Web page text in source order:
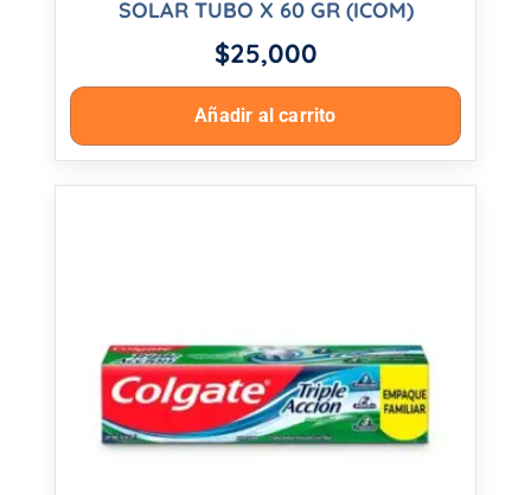
SOLAR TUBO X 60 GR (ICOM)
$25,000
Añadir al carrito